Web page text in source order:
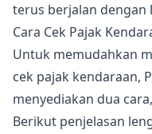
terus berjalan dengan
Cara Cek Pajak
Untuk memudahkan
cek pajak kendaraan,
menyediakan dua
Berikut penjelasan